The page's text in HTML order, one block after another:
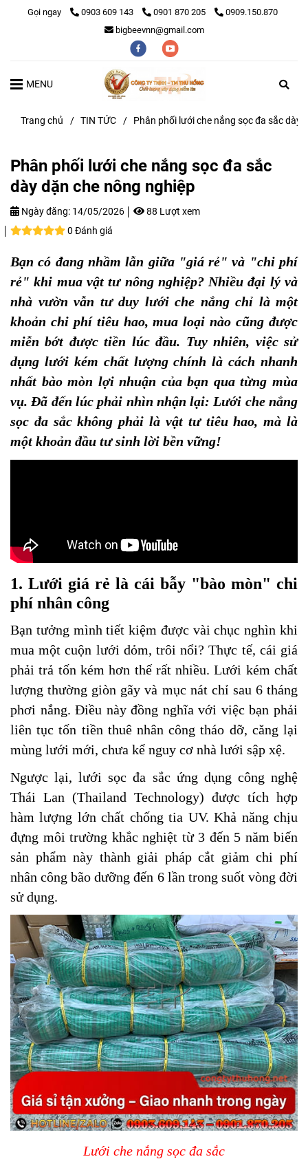
Gọi ngay 0903 609 143 0901 870 205
0909.150.870
bigbeevnn@gmail.com
MENU
Trang chủ / TIN TỨC / Phân phối lưới che nắng sọc đa sắc dày
Phân phối lưới che nắng sọc đa sắc
dày dặn che nông nghiệp
Ngày đăng: 14/05/2026
88 Lượt xem
0 Đánh giá
Bạn có đang nhầm lẫn giữa "giá rẻ" và "chi phí
rẻ" khi mua vật tư nông nghiệp? Nhiều đại lý và
nhà vườn vẫn tư duy lưới che nắng chỉ là một
khoản chi phí tiêu hao, mua loại nào cũng được
miễn bớt được tiền lúc đầu. Tuy nhiên, việc sử
dụng lưới kém chất lượng chính là cách nhanh
nhất bào mòn lợi nhuận của bạn qua từng mùa
vụ. Đã đến lúc phải nhìn nhận lại: Lưới che nắng
sọc đa sắc không phải là vật tư tiêu hao, mà là
một khoản đầu tư sinh lời bền vững!
1. Lưới giá rẻ là cái bẫy "bào mòn" chi
phí nhân công
Bạn tưởng mình tiết kiệm được vài chục nghìn khi
mua một cuộn lưới dỏm, trôi nổi? Thực tế, cái giá
phải trả tốn kém hơn thế rất nhiều. Lưới kém chất
lượng thường giòn gãy và mục nát chỉ sau 6 tháng
phơi nắng. Điều này đồng nghĩa với việc bạn phải
liên tục tốn tiền thuê nhân công tháo dỡ, căng lại
mùng lưới mới, chưa kể nguy cơ nhà lưới sập xệ.
Ngược lại, lưới sọc đa sắc ứng dụng công nghệ
Thái Lan (Thailand Technology) được tích hợp
hàm lượng lớn chất chống tia UV. Khả năng chịu
đựng môi trường khắc nghiệt từ 3 đến 5 năm biến
sản phẩm này thành giải pháp cắt giảm chi phí
nhân công bão dưỡng đến 6 lần trong suốt vòng đời
sử dụng.
Lưới che nắng sọc đa sắc